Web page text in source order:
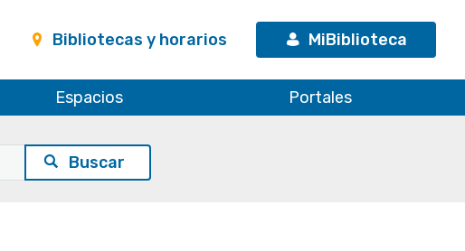
Bibliotecas y horarios MiBiblioteca
Espacios Portales